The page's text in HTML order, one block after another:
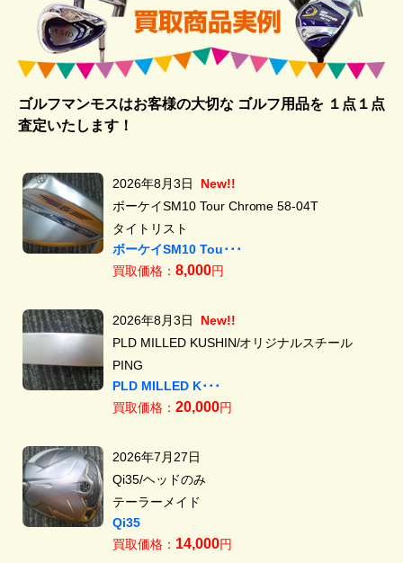
ゴルフマンモスはお客様の大切な ゴルフ用品を１点１点
査定いたします！
2026年8月3日
New!!
ボーケイSM10 Tour Chrome 58-04T
タイトリスト
ボーケイSM10 Tou･･･
買取価格： 8,000円
2026年8月3日
New!!
PLD MILLED KUSHIN/オリジナルスチール
PING
PLD MILLED K･･･
買取価格： 20,000円
2026年7月27日
Qi35/ヘッドのみ
テーラーメイド
Qi35
買取価格： 14,000円